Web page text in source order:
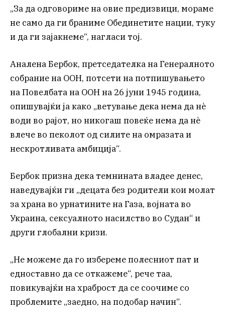
„За да одговориме на овие предизвици, мораме
не само да ги браниме Обединетите нации, туку
и да ги зајакнеме“, нагласи тој.
Аналена Бербок, претседателка на Генералното
собрание на ООН, потсети на потпишувањето
на Повелбата на ООН на 26 јуни 1945 година,
опишувајќи ја како „ветување дека нема да нè
води во рајот, но никогаш повеќе нема да нè
влече во пеколот од силите на омразата и
нескротливата амбиција“.
Бербок призна дека темнината владее денес,
наведувајќи ги „децата без родители кои молат
за храна во урнатините на Газа, војната во
Украина, сексуалното насилство во Судан“ и
други глобални кризи.
„Не можеме да го избереме полесниот пат и
едноставно да се откажеме“, рече таа,
повикувајќи на храброст да се соочиме со
проблемите „заедно, на подобар начин“.